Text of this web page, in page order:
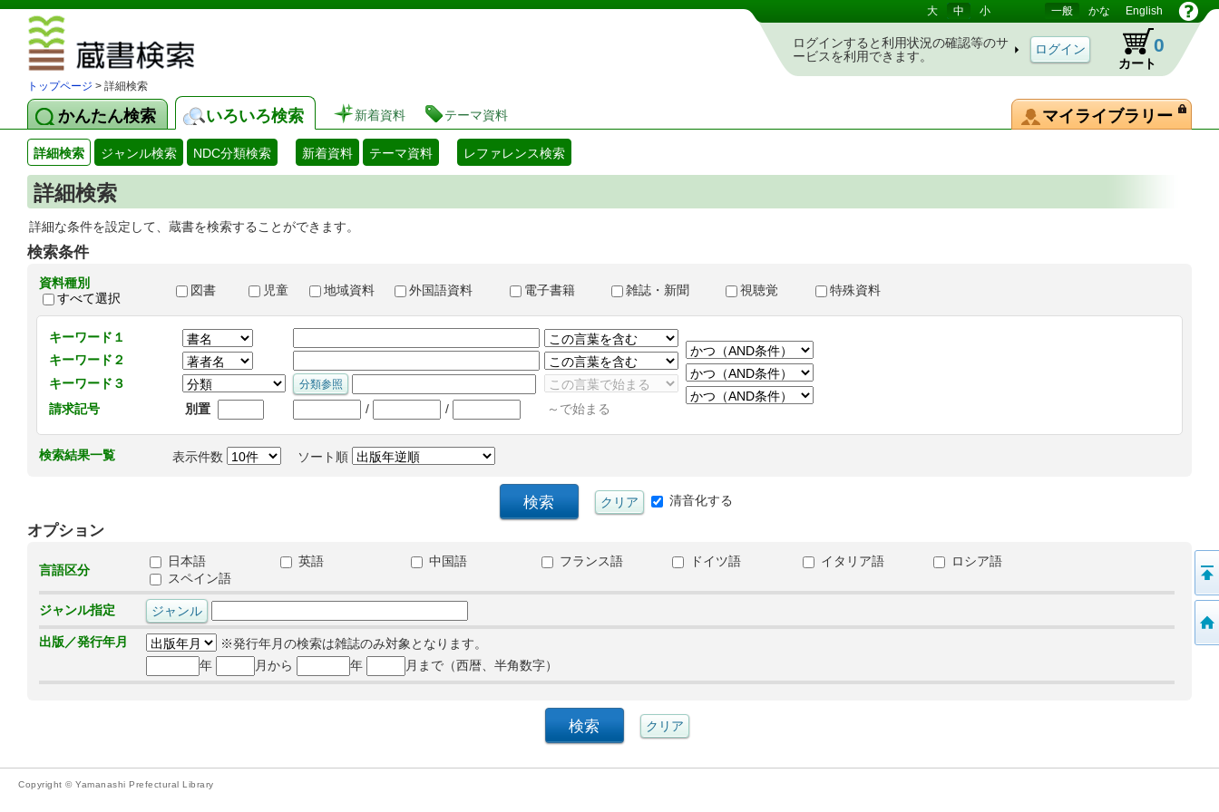
大 中 小 一般 かな English
ログインすると利用状況の確認等のサ
ービスを利用できます。
カート
0
トップページ > 詳細検索
かんたん検索 いろいろ検索 新着資料 テーマ資料 マイライブラリー
詳細検索 ジャンル検索 NDC分類検索 新着資料 テーマ資料 レファレンス検索
詳細検索
詳細な条件を設定して、蔵書を検索することができます。
検索条件
資料種別
すべて選択
図書 児童 地域資料 外国語資料 電子書籍 雑誌・新聞 視聴覚 特殊資料
キーワード１
キーワード２
キーワード３
請求記号
別置 / / ～で始まる
検索結果一覧 表示件数 ソート順
清音化する
オプション
言語区分
日本語 英語 中国語 フランス語 ドイツ語 イタリア語
ロシア語
スペイン語
ジャンル指定
出版／発行年月
※発行年月の検索は雑誌のみ対象となります。
年
月から 年 月まで（西暦、半角数字）
Copyright © Yamanashi Prefectural Library